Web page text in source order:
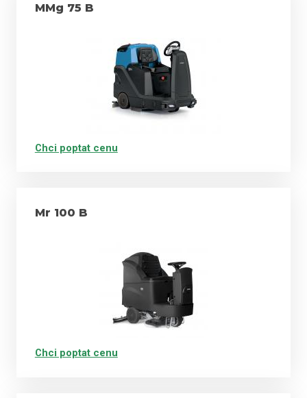
MMg 75 B
Chci poptat cenu
Mr 100 B
Chci poptat cenu